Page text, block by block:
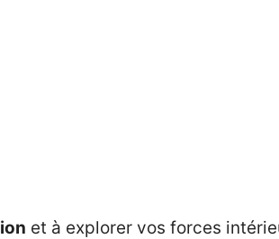
et à explorer vos forces